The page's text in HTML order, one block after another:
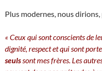
Plus modernes, nous
« Ceux qui sont conscients de
dignité, respect et qui sont
seulssont mes frères. Les